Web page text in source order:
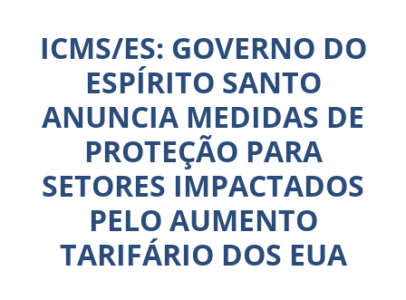
ICMS/ES: GOVERNO DO
ESPÍRITO SANTO
ANUNCIA MEDIDAS DE
PROTEÇÃO PARA
SETORES IMPACTADOS
PELO AUMENTO
TARIFÁRIO DOS EUA